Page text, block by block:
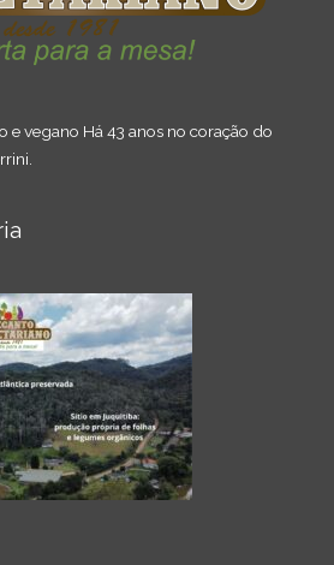
e vegano Há 43 anos no coração do